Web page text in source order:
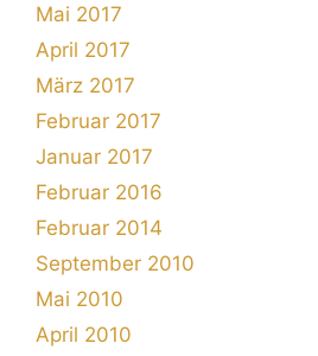
Mai 2017
April 2017
März 2017
Februar 2017
Januar 2017
Februar 2016
Februar 2014
September 2010
Mai 2010
April 2010